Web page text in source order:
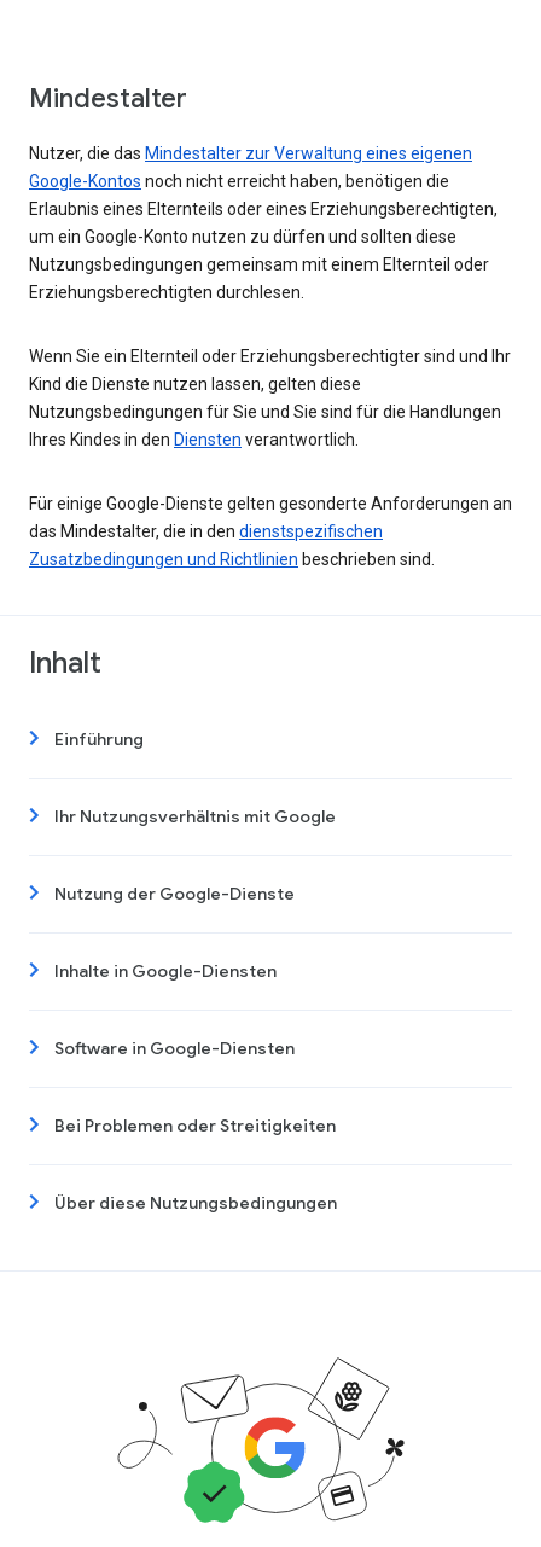
Mindestalter
Nutzer, die das Mindestalter zur Verwaltung eines eigenen
Google-Kontos noch nicht erreicht haben, benötigen die
Erlaubnis eines Elternteils oder eines Erziehungsberechtigten,
um ein Google-Konto nutzen zu dürfen und sollten diese
Nutzungsbedingungen gemeinsam mit einem Elternteil oder
Erziehungsberechtigten durchlesen.
Wenn Sie ein Elternteil oder Erziehungsberechtigter sind und Ihr
Kind die Dienste nutzen lassen, gelten diese
Nutzungsbedingungen für Sie und Sie sind für die Handlungen
Ihres Kindes in den Diensten verantwortlich.
Für einige Google-Dienste gelten gesonderte Anforderungen an
das Mindestalter, die in den dienstspezifischen
Zusatzbedingungen und Richtlinien beschrieben sind.
Inhalt
Einführung
Ihr Nutzungsverhältnis mit Google
Nutzung der Google-Dienste
Inhalte in Google-Diensten
Software in Google-Diensten
Bei Problemen oder Streitigkeiten
Über diese Nutzungsbedingungen